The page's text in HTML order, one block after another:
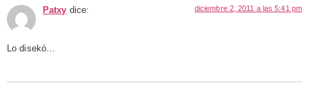
Patxy dice: diciembre 2, 2011 a las 5:41 pm
Lo disekó…